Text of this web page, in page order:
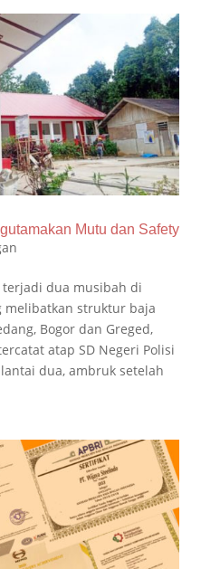
Mutu dan Safety
terjadi dua musibah di
melibatkan struktur baja
Bogor dan Greged,
atap SD Negeri Polisi
dua, ambruk setelah